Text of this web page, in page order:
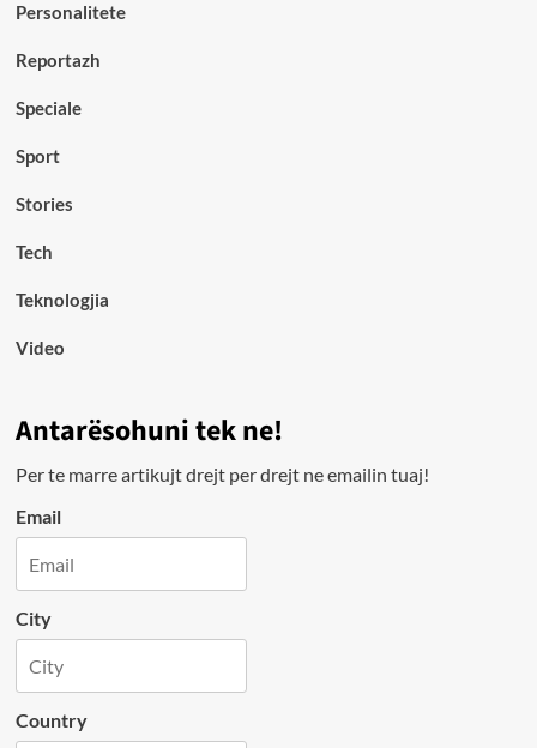
Personalitete
Reportazh
Speciale
Sport
Stories
Tech
Teknologjia
Video
Antarësohuni tek ne!
Per te marre artikujt drejt per drejt ne emailin tuaj!
Email
City
Country